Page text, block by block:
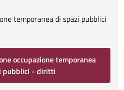
temporanea di spazi pubblici
occupazione temporanea
pubblici - diritti